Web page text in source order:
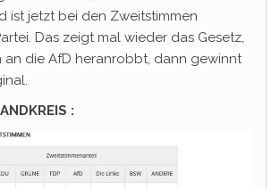
ist jetzt bei den Zweitstimmen
Das zeigt mal wieder das Gesetz,
an die AfD heranrobbt, dann gewinnt
: